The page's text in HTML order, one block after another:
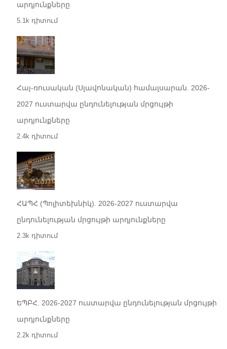
արդյունքները
5.1k դիտում
Հայ-ռուսական (Սլավոնական) համալսարան. 2026-
2027 ուստարվա ընդունելության մրցույթի
արդյունքները
2.4k դիտում
ՀԱՊՀ (Պոլիտեխնիկ). 2026-2027 ուստարվա
ընդունելության մրցույթի արդյունքները
2.3k դիտում
ԵՊԲՀ. 2026-2027 ուստարվա ընդունելության մրցույթի
արդյունքները
2.2k դիտում